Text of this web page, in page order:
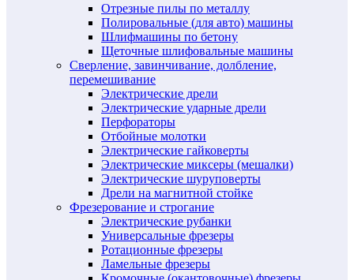
Отрезные пилы по металлу
Полировальные (для авто) машины
Шлифмашины по бетону
Щеточные шлифовальные машины
Сверление, завинчивание, долбление,
перемешивание
Электрические дрели
Электрические ударные дрели
Перфораторы
Отбойные молотки
Электрические гайковерты
Электрические миксеры (мешалки)
Электрические шуруповерты
Дрели на магнитной стойке
Фрезерование и строгание
Электрические рубанки
Универсальные фрезеры
Ротационные фрезеры
Ламельные фрезеры